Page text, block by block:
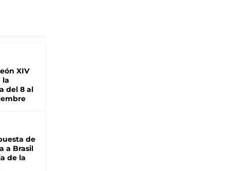
XIV
la
del 8 al
de
a Brasil
de la